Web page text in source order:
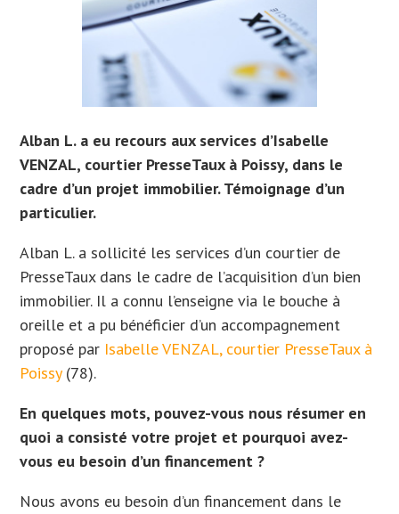
Alban L. a eu recours aux services d’Isabelle
VENZAL, courtier PresseTaux à Poissy, dans le
cadre d’un projet immobilier. Témoignage d’un
particulier.
Alban L. a sollicité les services d’un courtier de
PresseTaux dans le cadre de l’acquisition d’un bien
immobilier. Il a connu l’enseigne via le bouche à
oreille et a pu bénéficier d’un accompagnement
proposé par Isabelle VENZAL, courtier PresseTaux à
Poissy(78).
En quelques mots, pouvez-vous nous résumer en
quoi a consisté votre projet et pourquoi avez-
vous eu besoin d’un financement ?
Nous avons eu besoin d’un financement dans le